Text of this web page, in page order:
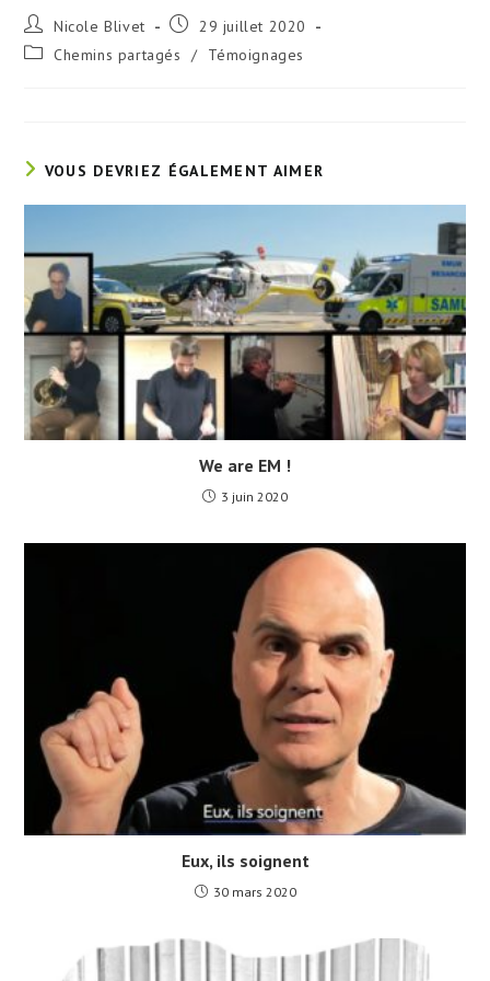
Auteur/autrice
de
la
Nicole Blivet
Publication
29 juillet 2020
Post Chemins partagés / Témoignages
VOUS DEVRIEZ ÉGALEMENT AIMER
We are EM !
3 juin 2020
Eux, ils soignent
30 mars 2020